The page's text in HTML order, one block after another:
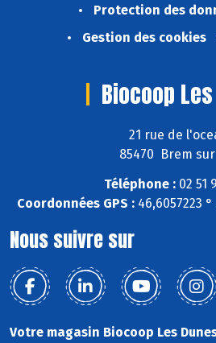
Protection des
Gestion des cookies
Biocoop
21 rue de
85470 Brem
Téléphone :02 51
Coordonnées GPS : 46,6057223
Nous suivre sur
Votre magasin Biocoop Les